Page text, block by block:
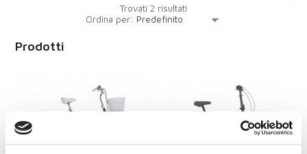
Trovati 2 risultati
Ordina per:
Prodotti